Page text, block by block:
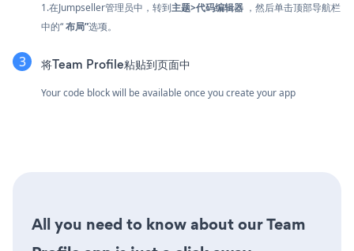
1.在Jumpseller管理员中，转到主题>代码编辑器 ，然后单击顶部导航栏
中的“布局”选项。
将Team Profile粘贴到页面中
Your code block will be available once you create your app
All you need to know about our Team